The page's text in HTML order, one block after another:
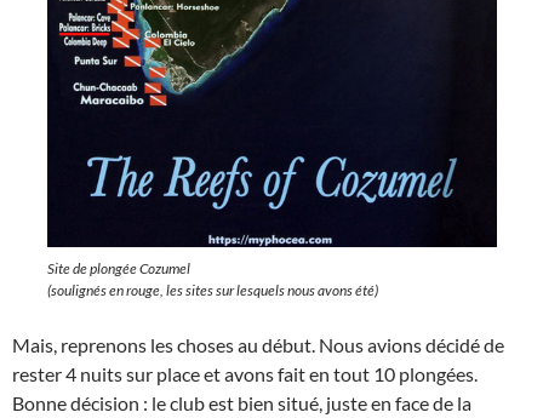
Site de plongée Cozumel
(soulignés en rouge, les sites sur lesquels nous avons été)
Mais, reprenons les choses au début. Nous avions décidé de
rester 4 nuits sur place et avons fait en tout 10 plongées.
Bonne décision : le club est bien situé, juste en face de la